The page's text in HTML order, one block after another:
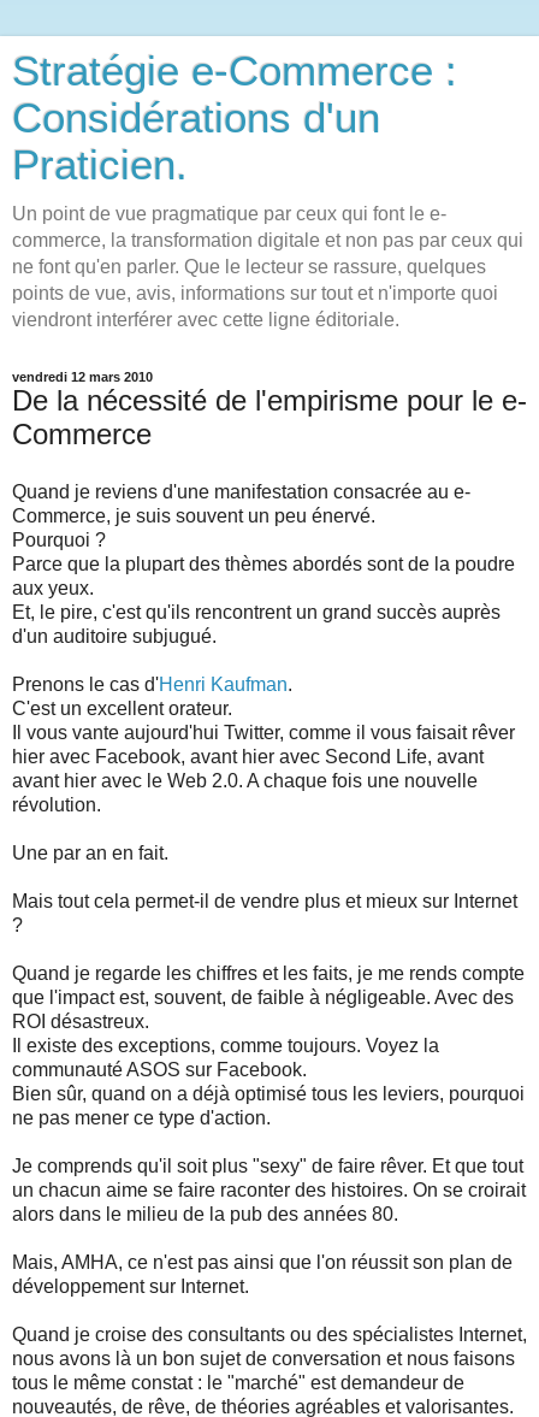
Stratégie e-Commerce :
Considérations d'un
Praticien.
Un point de vue pragmatique par ceux qui font le e-
commerce, la transformation digitale et non pas par ceux qui
ne font qu'en parler. Que le lecteur se rassure, quelques
points de vue, avis, informations sur tout et n'importe quoi
viendront interférer avec cette ligne éditoriale.
vendredi 12 mars 2010
De la nécessité de l'empirisme pour le e-
Commerce
Quand je reviens d'une manifestation consacrée au e-
Commerce, je suis souvent un peu énervé.
Pourquoi ?
Parce que la plupart des thèmes abordés sont de la poudre
aux yeux.
Et, le pire, c'est qu'ils rencontrent un grand succès auprès
d'un auditoire subjugué.
Prenons le cas d'Henri Kaufman.
C'est un excellent orateur.
Il vous vante aujourd'hui Twitter, comme il vous faisait rêver
hier avec Facebook, avant hier avec Second Life, avant
avant hier avec le Web 2.0. A chaque fois une nouvelle
révolution.
Une par an en fait.
Mais tout cela permet-il de vendre plus et mieux sur Internet
?
Quand je regarde les chiffres et les faits, je me rends compte
que l'impact est, souvent, de faible à négligeable. Avec des
ROI désastreux.
Il existe des exceptions, comme toujours. Voyez la
communauté ASOS sur Facebook.
Bien sûr, quand on a déjà optimisé tous les leviers, pourquoi
ne pas mener ce type d'action.
Je comprends qu'il soit plus "sexy" de faire rêver. Et que tout
un chacun aime se faire raconter des histoires. On se croirait
alors dans le milieu de la pub des années 80.
Mais, AMHA, ce n'est pas ainsi que l'on réussit son plan de
développement sur Internet.
Quand je croise des consultants ou des spécialistes Internet,
nous avons là un bon sujet de conversation et nous faisons
tous le même constat : le "marché" est demandeur de
nouveautés, de rêve, de théories agréables et valorisantes.